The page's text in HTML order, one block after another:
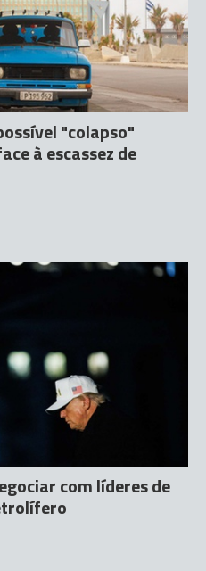
"colapso"
à escassez de
com líderes de